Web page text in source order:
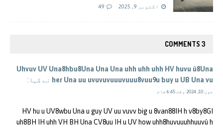
اکتوبر 9, 2025 49
3 COMMENTS
Uhvuv UV Una8hbu8Una Una Una uhh uhh uhh HV huvu ú8Una
her Una uu uvuvuvuuuvuuu8vuu9u buy u UB Una vu نے کہا:
جون 10, 2024 وقت 6:45 شام
HV hu u UV8wbu Una u guy UV uu vuvv big u 8van88IH h v8by8GI
uh8BH IH uhh VH BH Una CV8uu IH u UV how uhh8huvuuuhhuuvú h